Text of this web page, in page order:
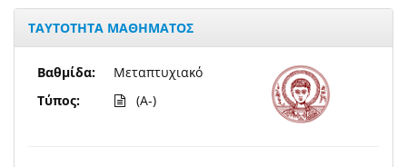
ΤΑΥΤΟΤΗΤΑ ΜΑΘΗΜΑΤΟΣ
Βαθμίδα:
Τύπος:
Μεταπτυχιακό
(A-)